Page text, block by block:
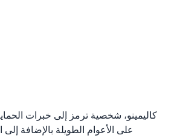
كاليمينو، شخصية ترمز إلى خبرات
على الأعوام الطويلة بالإضافة إلى